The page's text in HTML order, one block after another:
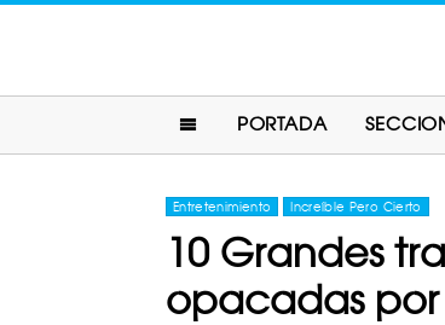
PORTADA
Entretenimiento Increíble Pero Cierto
10 Grandes
opacadas por